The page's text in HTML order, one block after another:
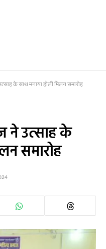
के साथ मनाया होली मिलन समारोह
ने उत्साह के
समारोह